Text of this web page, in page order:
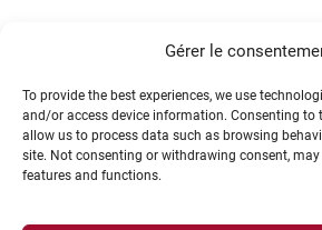
Gérer le
To provide the best experiences, we use
and/or access device information. Consenting to
allow us to process data such as browsing
site. Not consenting or withdrawing consent,
features and functions.INFORMATIONS